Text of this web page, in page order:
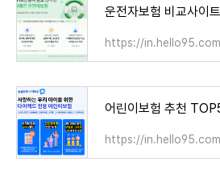
운전자보험 비교사이
https://in.hello95.com
어린이보험 추천
https://in.hello95.com